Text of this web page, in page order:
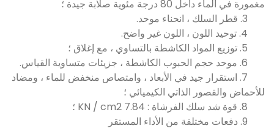
مغمورة في الماء داخل 80 درجة مئوية صلابة جيدة ؛
3. قطر السلك ، انحناء موحد.
4. توحيد اللون ، اللون غير واضح.
5. توزيع المواد الكاشطة بالتساوي ، مع إغلاق ؛
6. موحد حجم الحبوب الكاشطة ، جزيئات متساوية القياس.
7. استقرار جيد في الأبعاد ، وامتصاص منخفض للماء ، ومضاد
للأحماض والقصور الذاتي الكيميائي ؛
8. قوة شد سلك الفرشاة : 7.84 KN / cm2 ؛
9. دفعات مختلفة من الأداء المستقر